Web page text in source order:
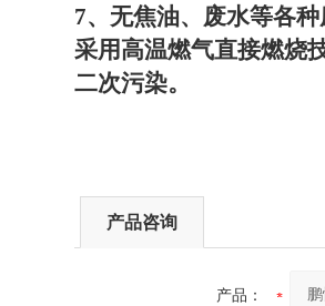
7、无焦油、废水等各
采用高温燃气直接燃烧
二次污染。
产品咨询
产品：